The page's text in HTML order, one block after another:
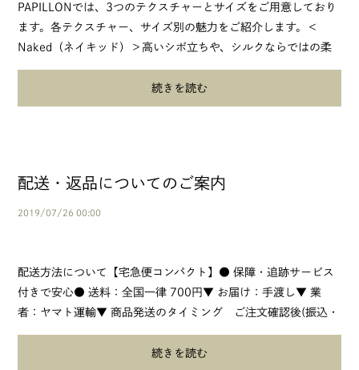
PAPILLONでは、3つのテクスチャーとサイズをご用意しており
ます。各テクスチャー、サイズ別の魅力をご紹介します。＜
Naked（ネイキッド）＞高いシボ立ちや、シルクならではの柔
らかさと、しっとりとした控えめな...
続きを読む
配送・返品についてのご案内
2019/07/26 00:00
配送方法について【宅急便コンパクト】● 保障・追跡サービス
付きで安心● 送料：全国一律 700円▼ お届け：手渡し▼ 業
者：ヤマト運輸▼ 商品発送のタイミング ご注文確認後(振込・
コンビニ決済の場合、ご入金確認後...
続きを読む